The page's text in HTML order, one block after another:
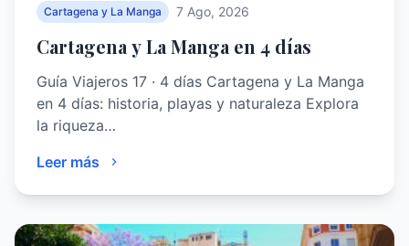
Cartagena y La Manga 7 Ago, 2026
Cartagena y La Manga en 4 días
Guía Viajeros 17 · 4 días Cartagena y La Manga
en 4 días: historia, playas y naturaleza Explora
la riqueza…
Leer más